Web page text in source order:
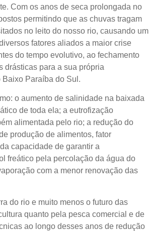
Com os anos de seca prolongada no
permitindo que as chuvas tragam
no leito do nosso rio, causando um
fatores aliados a maior crise
do tempo evolutivo, ao fechamento
drásticas para a sua própria
Paraíba do Sul.
o aumento de salinidade na baixada
de toda ela; a eutrofização
alimentada pelo rio; a redução do
produção de alimentos, fator
capacidade de garantir a
freático pela percolação da água do
com a menor renovação das
do rio e muito menos o futuro das
quanto pela pesca comercial e de
ao longo desses anos de redução